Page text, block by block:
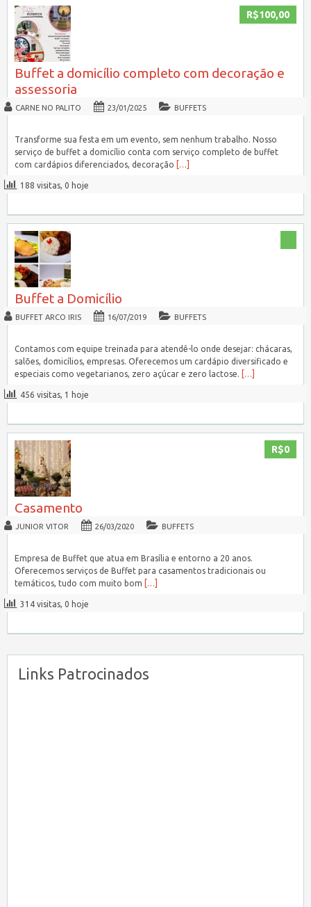
R$100,00
Buffet a domicílio completo com decoração e
assessoria
CARNE NO PALITO 23/01/2025 BUFFETS
Transforme sua festa em um evento, sem nenhum trabalho. Nosso
serviço de buffet a domicílio conta com serviço completo de buffet
com cardápios diferenciados, decoração
[…]
188 visitas, 0 hoje
Buffet a Domicílio
BUFFET ARCO IRIS 16/07/2019 BUFFETS
Contamos com equipe treinada para atendê-lo onde desejar: chácaras,
salões, domicílios, empresas. Oferecemos um cardápio diversificado e
especiais como vegetarianos, zero açúcar e zero lactose.
[…]
456 visitas, 1 hoje
R$0
Casamento
JUNIOR VITOR 26/03/2020 BUFFETS
Empresa de Buffet que atua em Brasília e entorno a 20 anos.
Oferecemos serviços de Buffet para casamentos tradicionais ou
temáticos, tudo com muito bom
[…]
314 visitas, 0 hoje
Links Patrocinados